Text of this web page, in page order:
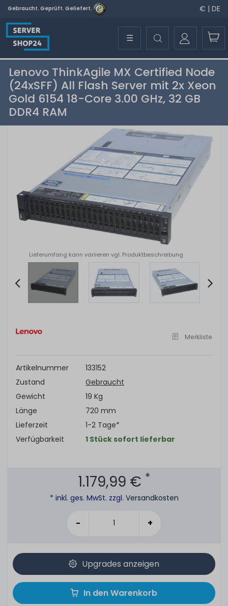
Gebraucht. Geprüft. Geliefert. € | DE
☰
Lenovo ThinkAgile MX Certified Node
(24xSFF) All Flash Server mit 2x Xeon
Gold 6154 18-Core 3.00 GHz, 32 GB
DDR4 RAM
Lieferumfang kann variieren vgl. Produktbeschreibung
of
Merkliste
Artikelnummer
133152
Zustand
Gebraucht
Gewicht
19 Kg
Länge
720 mm
Lieferzeit
1-2 Tage*
Verfügbarkeit
1 Stück sofort lieferbar
1.179,99 € *
* inkl. ges. MwSt. zzgl. Versandkosten
- +
Upgrades anzeigen
In den Warenkorb